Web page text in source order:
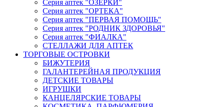
Серия аптек "ОЗЕРКИ"
Серия аптек "ОРТЕКА"
Серия аптек "ПЕРВАЯ ПОМОЩЬ"
Серия аптек "РОДНИК ЗДОРОВЬЯ"
Серия аптек "ФИАЛКА"
СТЕЛЛАЖИ ДЛЯ АПТЕК
ТОРГОВЫЕ ОСТРОВКИ
БИЖУТЕРИЯ
ГАЛАНТЕРЕЙНАЯ ПРОДУКЦИЯ
ДЕТСКИЕ ТОВАРЫ
ИГРУШКИ
КАНЦЕЛЯРСКИЕ ТОВАРЫ